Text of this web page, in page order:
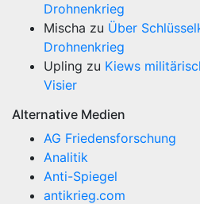
Drohnenkrieg
Mischa zu Über
Drohnenkrieg
Upling zu Kiews
Visier
Alternative Medien
AG Friedensforschung
Analitik
Anti-Spiegel
antikrieg.com